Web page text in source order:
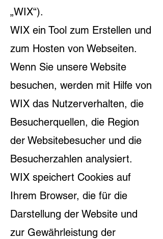
„WIX“).
WIX ein Tool zum Erstellen und
zum Hosten von Webseiten.
Wenn Sie unsere Website
besuchen, werden mit Hilfe von
WIX das Nutzerverhalten, die
Besucherquellen, die Region
der Websitebesucher und die
Besucherzahlen analysiert.
WIX speichert Cookies auf
Ihrem Browser, die für die
Darstellung der Website und
zur Gewährleistung der